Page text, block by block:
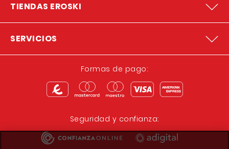
TIENDAS EROSKI
SERVICIOS
Formas de pago:
Seguridad y confianza: